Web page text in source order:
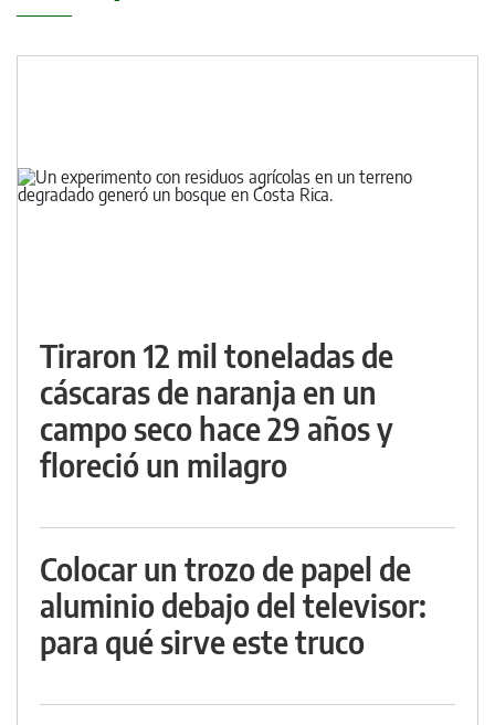
Tiraron 12 mil toneladas de
cáscaras de naranja en un
campo seco hace 29 años y
floreció un milagro
Colocar un trozo de papel de
aluminio debajo del televisor:
para qué sirve este truco